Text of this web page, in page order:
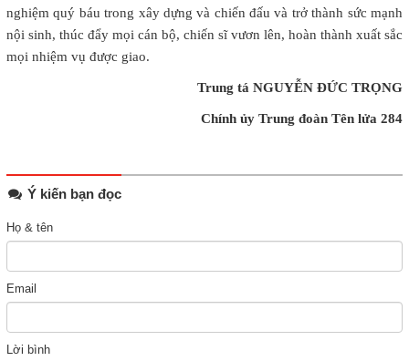
nghiệm quý báu trong xây dựng và chiến đấu và trở thành sức mạnh
nội sinh, thúc đẩy mọi cán bộ, chiến sĩ vươn lên, hoàn thành xuất sắc
mọi nhiệm vụ được giao.
Trung tá NGUYỄN ĐỨC TRỌNG
Chính ủy Trung đoàn Tên lửa 284
Ý kiến bạn đọc
Họ & tên
Email
Lời bình